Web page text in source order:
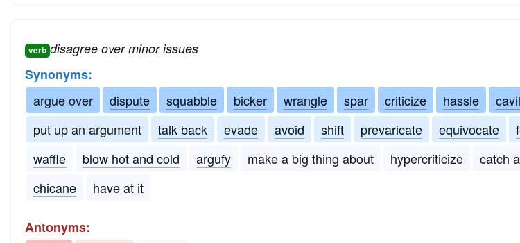
verb disagree over minor issues
Synonyms:
argue over
dispute squabble bicker wrangle spar criticize hassle cavil
put up an argument
talk back evade avoid shift prevaricate equivocate
waffle
blow hot and cold argufy make a big thing about hypercriticize catch
chicane
have at it
Antonyms: